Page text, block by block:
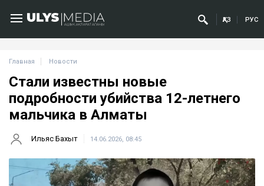
ҚАЗ РУС
Главная Новости
Стали известны новые
подробности убийства 12-летнего
мальчика в Алматы
Ильяс Бахыт 14.06.2026, 08:45